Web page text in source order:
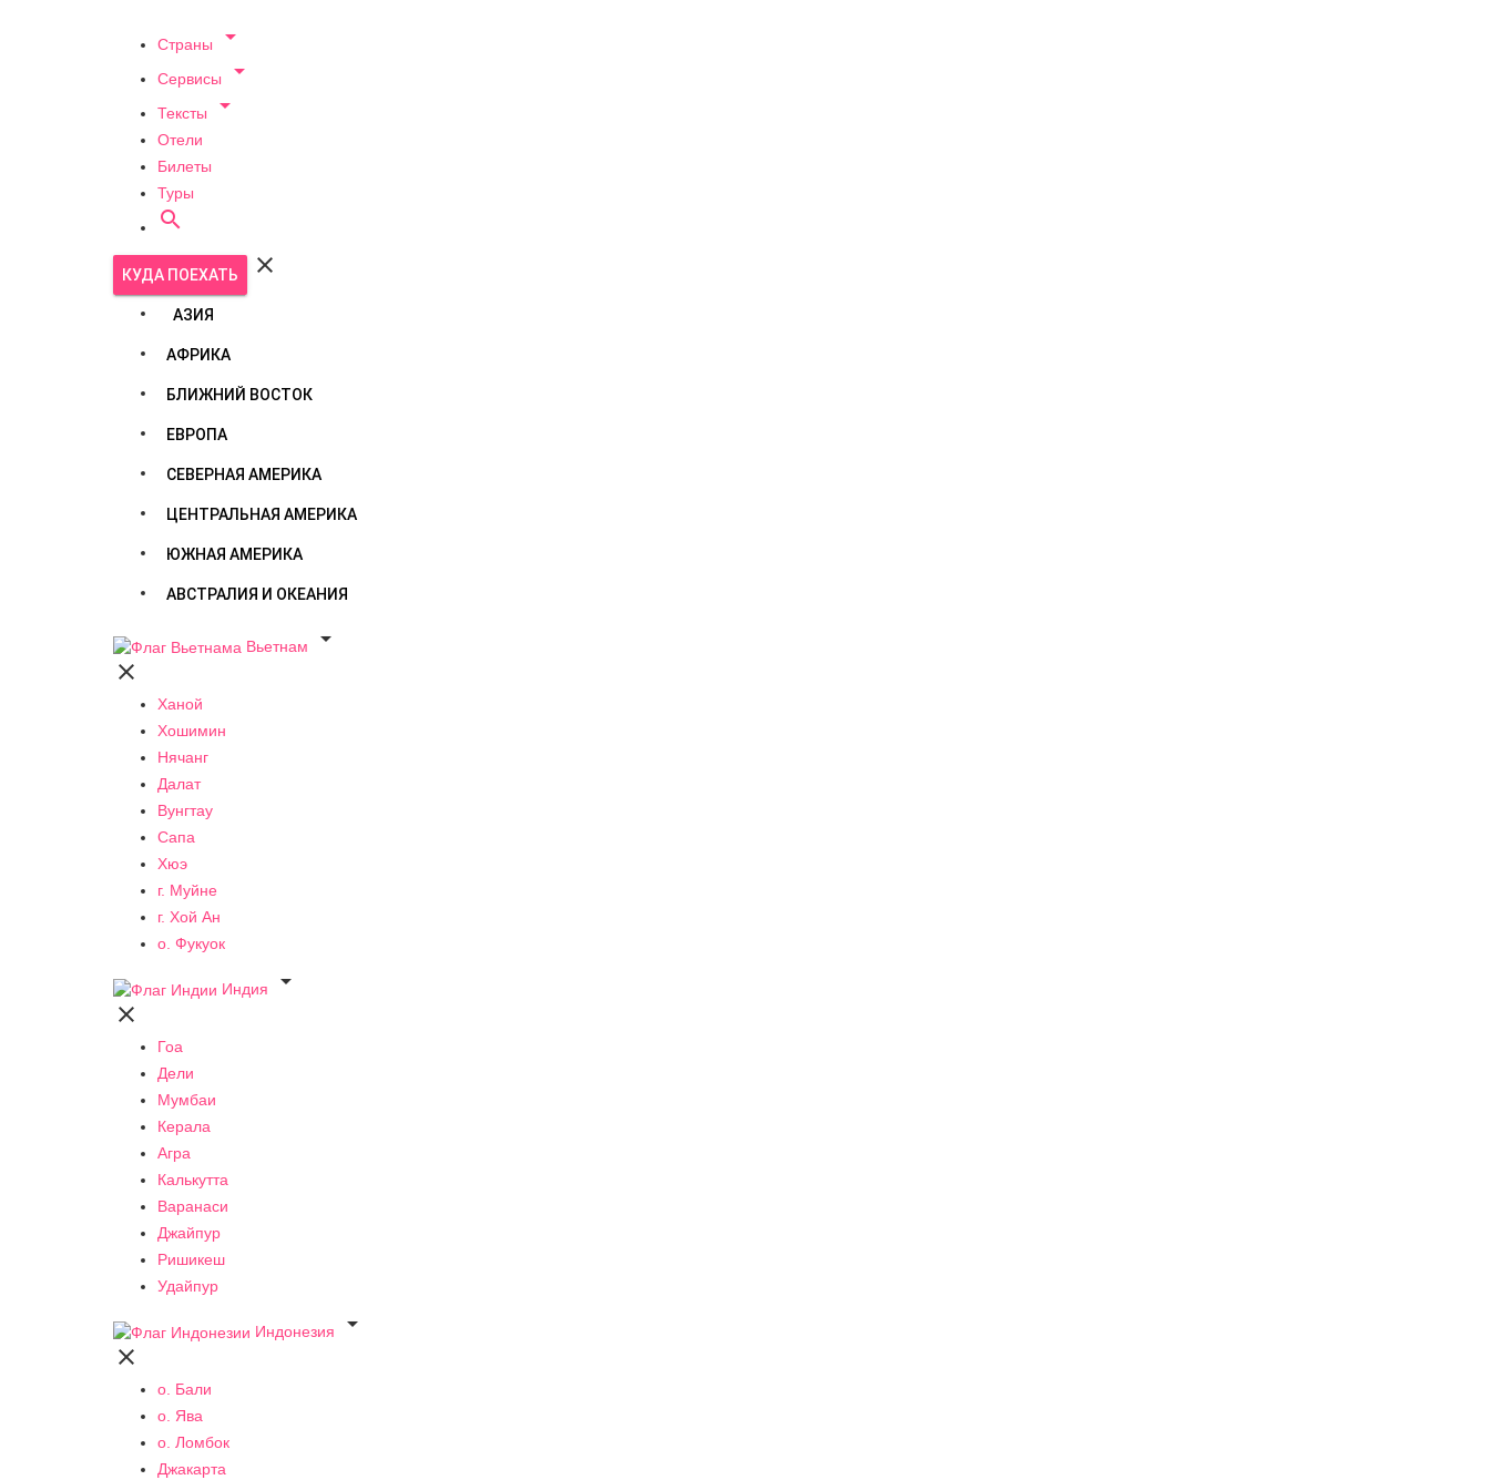
Страны 
Сервисы 
Тексты 
Отели
Билеты
Туры

КУДА ПОЕХАТЬ 
АЗИЯ
АФРИКА
БЛИЖНИЙ ВОСТОК
ЕВРОПА
СЕВЕРНАЯ АМЕРИКА
ЦЕНТРАЛЬНАЯ АМЕРИКА
ЮЖНАЯ АМЕРИКА
АВСТРАЛИЯ И ОКЕАНИЯ
Вьетнам


Ханой
Хошимин
Нячанг
Далат
Вунгтау
Сапа
Хюэ
г. Муйне
г. Хой Ан
о. Фукуок
Индия


Гоа
Дели
Мумбаи
Керала
Агра
Калькутта
Варанаси
Джайпур
Ришикеш
Удайпур
Индонезия


о. Бали
о. Ява
о. Ломбок
Джакарта